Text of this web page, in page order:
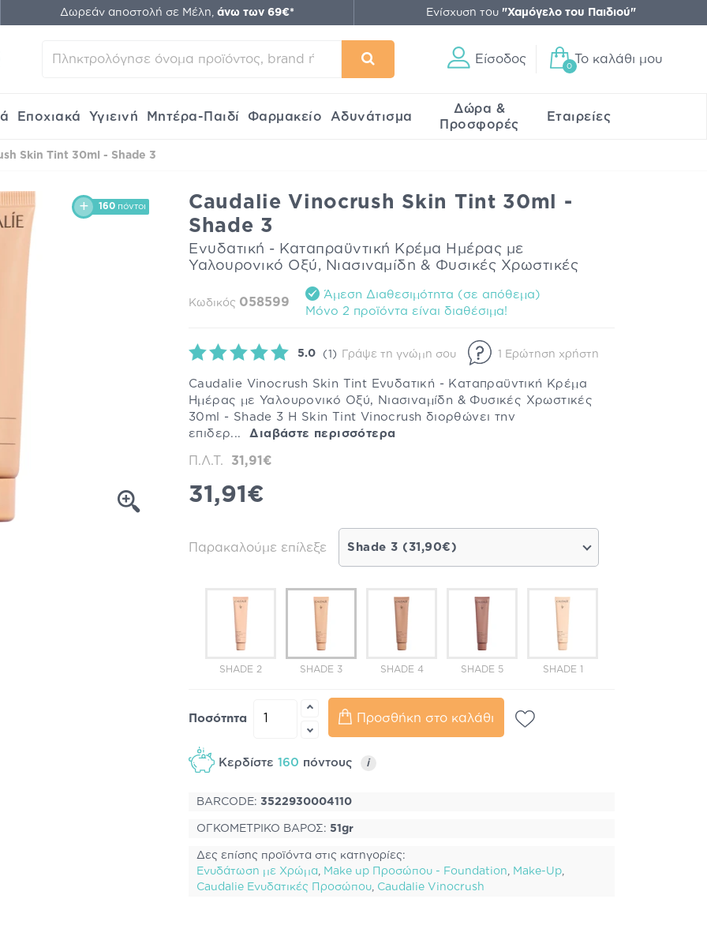
Δωρεάν αποστολή σε Μέλη, άνω των 69€* Ενίσχυση του "Χαμόγελο του Παιδιού"
Είσοδος
0
Το καλάθι μου
Εποχιακά Υγιεινή Μητέρα-Παιδί Φαρμακείο Αδυνάτισμα
Δώρα &
Προσφορές
Εταιρείες
Skin Tint 30ml - Shade 3
160 πόντοι
Caudalie Vinocrush Skin Tint 30ml -
Shade 3
Ενυδατική - Καταπραϋντική Κρέμα Ημέρας με
Υαλουρονικό Οξύ, Νιασιναμίδη & Φυσικές Χρωστικές
Κωδικός 058599
Άμεση Διαθεσιμότητα (σε απόθεμα)
Mόνο 2 προϊόντα είναι διαθέσιμα!
5.0 (1) Γράψε τη γνώμη σου 1 Ερώτηση χρήστη
Caudalie Vinocrush Skin Tint Ενυδατική - Καταπραϋντική Κρέμα
Ημέρας με Υαλουρονικό Οξύ, Νιασιναμίδη & Φυσικές Χρωστικές
30ml - Shade 3 Η Skin Tint Vinocrush διορθώνει την
επιδερ...Διαβάστε περισσότερα
Π.Λ.Τ. 31,91€
31,91€
Παρακαλούμε επίλεξε Shade 3 (31,90€)
SHADE 2 SHADE 3 SHADE 4 SHADE 5 SHADE 1
Ποσότητα Προσθήκη στο καλάθι
Κερδίστε 160 πόντους i
BARCODE: 3522930004110
ΟΓΚΟΜΕΤΡΙΚΟ ΒΑΡΟΣ: 51gr
Δες επίσης προϊόντα στις κατηγορίες:
Ενυδάτωση με Χρώμα
Μake up Προσώπου - Foundation Make-Up
Caudalie Ενυδατικές Προσώπου Caudalie Vinocrush